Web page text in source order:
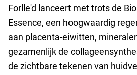
Forlle'd lanceert met trots de
Essence, een hoogwaardig
aan placenta-eiwitten,
gezamenlijk de
de zichtbare tekenen van